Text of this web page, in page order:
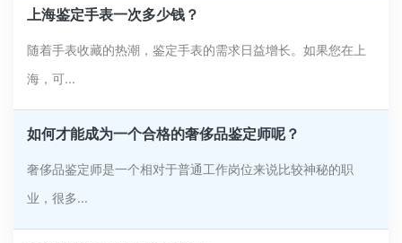
上海鉴定手表一次多少钱？
随着手表收藏的热潮，鉴定手表的需求日益增长。如果您在上
海，可...
如何才能成为一个合格的奢侈品鉴定师呢？
奢侈品鉴定师是一个相对于普通工作岗位来说比较神秘的职
业，很多...